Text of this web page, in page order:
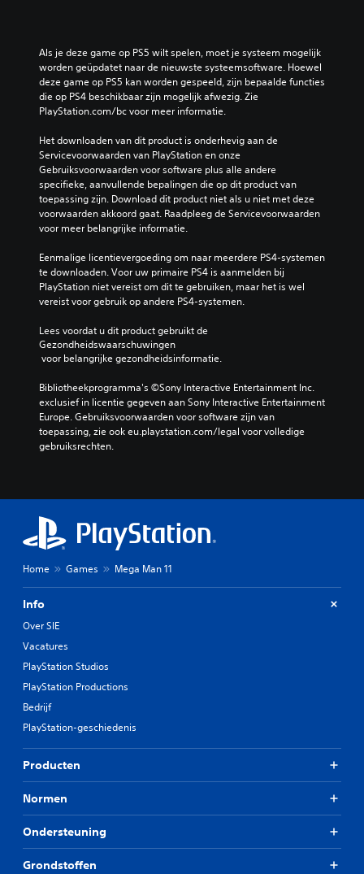
Als je deze game op PS5 wilt spelen, moet je systeem mogelijk
worden geüpdatet naar de nieuwste systeemsoftware. Hoewel
deze game op PS5 kan worden gespeeld, zijn bepaalde functies
die op PS4 beschikbaar zijn mogelijk afwezig. Zie
PlayStation.com/bc voor meer informatie.
Het downloaden van dit product is onderhevig aan de
Servicevoorwaarden van PlayStation en onze
Gebruiksvoorwaarden voor software plus alle andere
specifieke, aanvullende bepalingen die op dit product van
toepassing zijn. Download dit product niet als u niet met deze
voorwaarden akkoord gaat. Raadpleeg de Servicevoorwaarden
voor meer belangrijke informatie.
Eenmalige licentievergoeding om naar meerdere PS4-systemen
te downloaden. Voor uw primaire PS4 is aanmelden bij
PlayStation niet vereist om dit te gebruiken, maar het is wel
vereist voor gebruik op andere PS4-systemen.
Lees voordat u dit product gebruikt de
Gezondheidswaarschuwingen
voor belangrijke gezondheidsinformatie.
Bibliotheekprogramma's ©Sony Interactive Entertainment Inc.
exclusief in licentie gegeven aan Sony Interactive Entertainment
Europe. Gebruiksvoorwaarden voor software zijn van
toepassing, zie ook eu.playstation.com/legal voor volledige
gebruiksrechten.
Home Games Mega Man 11
Info
Over SIE
Vacatures
PlayStation Studios
PlayStation Productions
Bedrijf
PlayStation-geschiedenis
Producten
Normen
Ondersteuning
Grondstoffen